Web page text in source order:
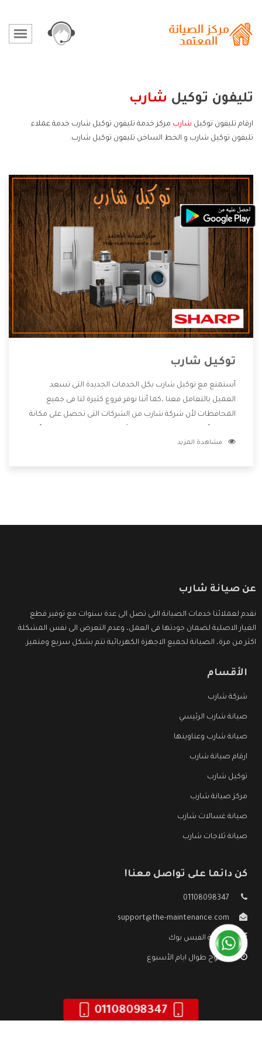
تليفون توكيل شارب
ارقام تليفون توكيل شارب مركز خدمة تليفون توكيل شارب خدمة عملاء
تليفون توكيل شارب و الخط الساخن تليفون توكيل شارب.
توكيل شارب
أستمتع مع توكيل شارب بكل الخدمات الجديدة التى تسعد
العميل بالتعامل معنا ،كما أننا نوفر فروع كثيرة لنا فى جميع
المحافظات لأن شركة شارب من الشركات التى تحصل على مكانة
تهتم بالخدمات التى تكون بعد البيع معنا هتحصل على كل ما هو
مشاهدة المزيد
عن صيانة شارب
نقدم لعملائنا خدمات الصيانة التى تصل الى عدة سنوات مع توفير قطع
الغيار الاصلية لضمان جودتها فى العمل، وعدم التعرض الى نفس المشكلة
اكثر من مرة، الصيانة لجميع الاجهزة الكهربائية تتم بشكل سريع ومتميز.
الأقسام
شركة شارب
صيانة شارب الرئيسي
صيانة شارب وعناوينها
ارقام صيانة شارب
توكيل شارب
مركز صيانة شارب
صيانة غسالات شارب
صيانة ثلاجات شارب
كن دائما على تواصل معنا!
01108098347
support@the-maintenance.com
صفحة الفيس بوك
مفتوح طوال ايام الأسبوع
01108098347